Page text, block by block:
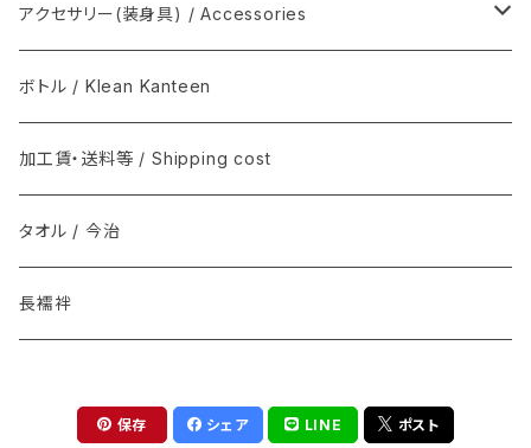
NEAT / ニート
足袋 / Tabi
マスク / Mask
クバ民具
その他 / Other
THE INOUE BROTHERS...
REAL HARNESS / Belt(ベルト)
Joshua Ellis(ジョシュア・エリス) / マフラー
Graphpaper(グラフペーパー）
ソックス
DENTS
アクセサリー(装身具) / Accessories
semeno / セメノ
ボトル / Klean Kanteen
加工賃・送料等 / Shipping cost
タオル / 今治
長襦袢
保存 シェア LINE ポスト